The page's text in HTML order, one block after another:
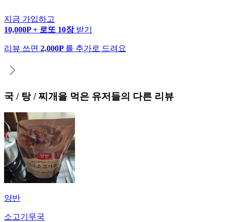
지금 가입하고
10,000P + 로또 10장 받기
리뷰 쓰면 2,000P 를 추가로 드려요
국 / 탕 / 찌개 을 먹은 유저들의 다른 리뷰
양반
소고기무국